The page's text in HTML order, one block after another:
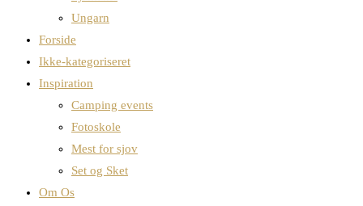
Ungarn
Forside
Ikke-kategoriseret
Inspiration
Camping events
Fotoskole
Mest for sjov
Set og Sket
Om Os